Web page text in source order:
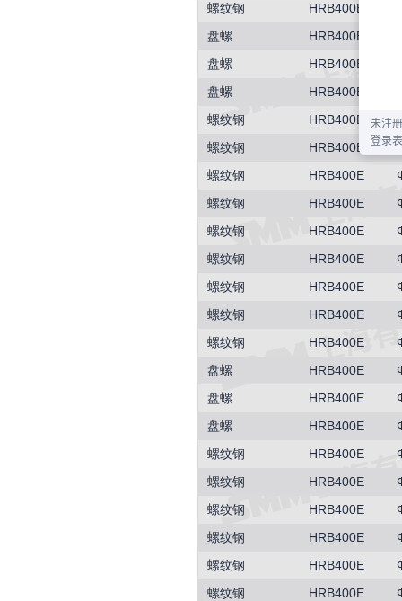
螺纹钢
HRB400E
盘螺
HRB400E
盘螺
HRB400E
盘螺
HRB400E
螺纹钢
HRB400E
螺纹钢
HRB400E
螺纹钢
HRB400E
螺纹钢
HRB400E
螺纹钢
HRB400E
螺纹钢
HRB400E
螺纹钢
HRB400E
螺纹钢
HRB400E
螺纹钢
HRB400E
盘螺
HRB400E
盘螺
HRB400E
盘螺
HRB400E
螺纹钢
HRB400E
螺纹钢
HRB400E
螺纹钢
HRB400E
螺纹钢
HRB400E
螺纹钢
HRB400E
螺纹钢
HRB400E